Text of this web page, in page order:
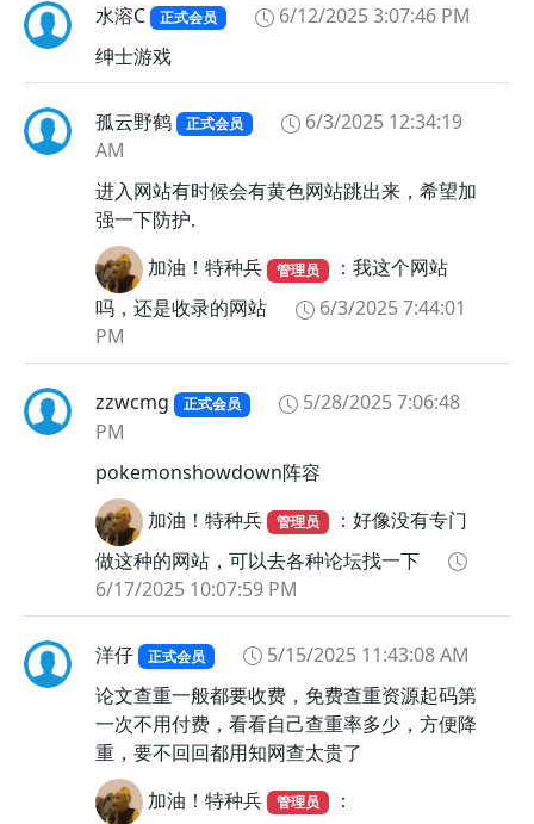
水溶C 正式会员
6/12/2025 3:07:46 PM
绅士游戏
孤云野鹤 正式会员
6/3/2025 12:34:19
AM
进入网站有时候会有黄色网站跳出来，希望加
强一下防护.
加油！特种兵
管理员
：我这个网站
吗，还是收录的网站
6/3/2025 7:44:01
PM
zzwcmg 正式会员
5/28/2025 7:06:48
PM
pokemonshowdown阵容
加油！特种兵
管理员
：好像没有专门
做这种的网站，可以去各种论坛找一下
6/17/2025 10:07:59 PM
洋仔 正式会员
5/15/2025 11:43:08 AM
论文查重一般都要收费，免费查重资源起码第
一次不用付费，看看自己查重率多少，方便降
重，要不回回都用知网查太贵了
加油！特种兵
管理员
：